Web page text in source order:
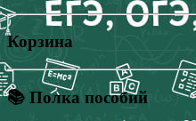
Корзина
📚 Полка пособий